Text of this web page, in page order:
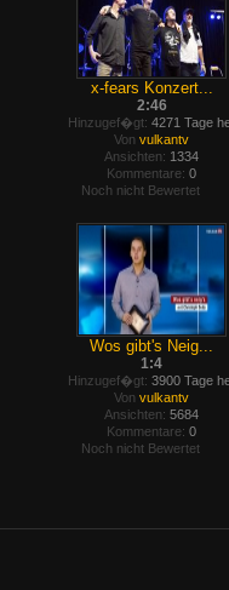
x-fears Konzert...
2:46
Hinzugef�gt: 4271 Tage
Von vulkantv
Ansichten: 1334
Kommentare: 0
Noch nicht Bewertet
Wos gibt's Neig...
1:4
Hinzugef�gt: 3900 Tage
Von vulkantv
Ansichten: 5684
Kommentare: 0
Noch nicht Bewertet